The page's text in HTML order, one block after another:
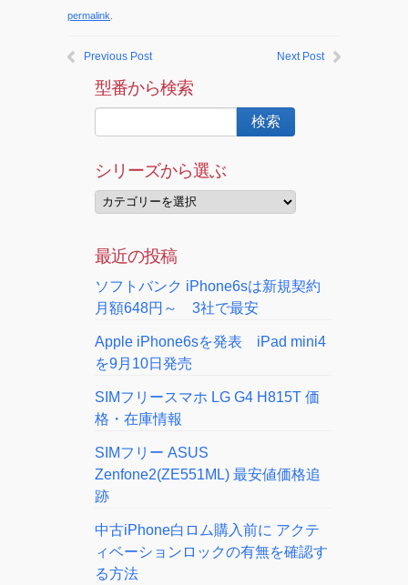
permalink
Previous Post Next Post
型番から検索
シリーズから選ぶ
最近の投稿
ソフトバンク iPhone6sは新規契約
月額648円～ 3社で最安
Apple iPhone6sを発表 iPad mini4
を9月10日発売
SIMフリースマホ LG G4 H815T 価
格・在庫情報
SIMフリー ASUS
Zenfone2(ZE551ML) 最安値価格追
跡
中古iPhone白ロム購入前に アクテ
ィベーションロックの有無を確認す
る方法